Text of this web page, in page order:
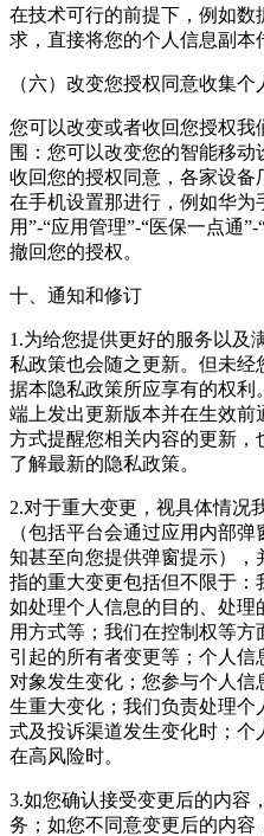
在技术可行的前提下，例如
求，直接将您的个人信息副本
（六）改变您授权同意收集
您可以改变或者收回您授权
围：您可以改变您的智能移
收回您的授权同意，各家设
在手机设置那进行，例如华为
用”-“应用管理”-“医保一点通
撤回您的授权。
十、通知和修订
1.为给您提供更好的服务以及
私政策也会随之更新。但未
据本隐私政策所应享有的权
端上发出更新版本并在生效前
方式提醒您相关内容的更新
了解最新的隐私政策。
2.对于重大变更，视具体情况
（包括平台会通过应用内部
知甚至向您提供弹窗提示）
指的重大变更包括但不限于：
如处理个人信息的目的、处
用方式等；我们在控制权等
引起的所有者变更等；个人
对象发生变化；您参与个人
生重大变化；我们负责处理
式及投诉渠道发生变化时；
在高风险时。
3.如您确认接受变更后的内容
务；如您不同意变更后的内